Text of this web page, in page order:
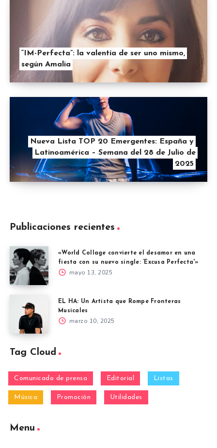
“IM-Perfecta”: la valentía de ser uno mismo,
según Amalia
Nueva Lista TOP 20 Emergentes: España y
Latinoamérica – Semana del 28 de Julio de
2025
Publicaciones recientes
«World Collage convierte el desamor en una
fiesta con su nuevo single: ‘Excusa Perfecta'»
mayo 13, 2025
EL HA: Un Artista que Rompe Fronteras
Musicales
marzo 10, 2025
Tag Cloud
Comunicado de prensa Editorial Listas
Música Promoción Utilidades
Menu